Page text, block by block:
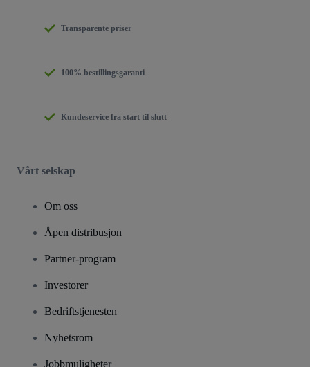
Transparente priser
100% bestillingsgaranti
Kundeservice fra start til slutt
Vårt selskap
Om oss
Åpen distribusjon
Partner-program
Investorer
Bedriftstjenesten
Nyhetsrom
Jobbmuligheter